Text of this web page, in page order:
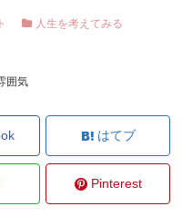
人生を考えてみる
囲気
はてブ
Pinterest